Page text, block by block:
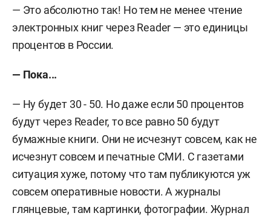
— Это абсолютно так! Но тем не менее чтение
электронных книг через Reader — это единицы
процентов в России.
— Пока...
— Ну будет 30 - 50. Но даже если 50 процентов
будут через Reader, то все равно 50 будут
бумажные книги. Они не исчезнут совсем, как не
исчезнут совсем и печатные СМИ. С газетами
ситуация хуже, потому что там публикуются уж
совсем оперативные новости. А журналы
глянцевые, там картинки, фотографии. Журнал